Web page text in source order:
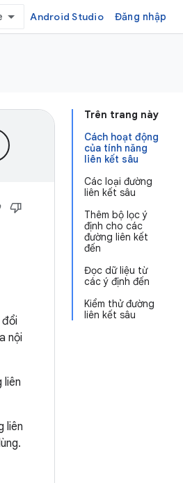
Android Studio Đăng nhập
Trên trang này
Cách hoạt động
của tính năng
liên kết sâu
Các loại đường
liên kết sâu
Thêm bộ lọc ý
định cho các
đường liên kết
đến
Đọc dữ liệu từ
các ý định đến
Kiểm thử đường
liên kết sâu
nội
liên
liên